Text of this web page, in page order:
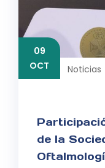
09
OCT
Noticias
de la